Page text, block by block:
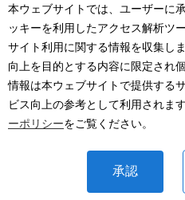
本ウェブサイトでは、ユーザーに
ッキーを利用したアクセス解析ツ
サイト利用に関する情報を収集し
向上を目的とする内容に限定され
情報は本ウェブサイトで提供する
ビス向上の参考として利用されま
ーポリシーをご覧ください。
承認
©2026· 一般社団法